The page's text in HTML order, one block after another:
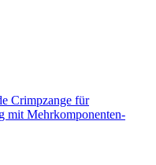
Crimpzange für
mit Mehrkomponenten-